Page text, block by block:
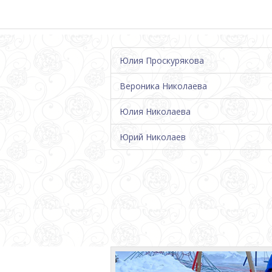
Юлия Проскурякова
Вероника Николаева
Юлия Николаева
Юрий Николаев